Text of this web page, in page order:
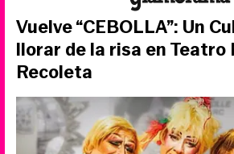
Vuelve “CEBOLLA”: Un
llorar de la risa en Teatro
Recoleta